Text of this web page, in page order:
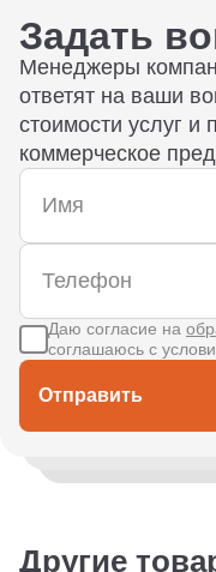
Задать
Менеджеры
ответят на ваши
стоимости услуг и
коммерческое
Отправить
Даю согласие на
соглашаюсь с
Другие